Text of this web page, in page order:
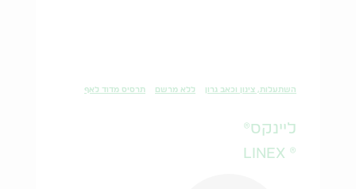
השתעלות, צינון וכאב גרון ללא מרשם תרסיס מדוד לאף
ליינקס®
® LINEX